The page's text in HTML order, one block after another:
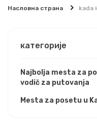
Насловна страна kada
категорије
Najbolja mesta za
vodič za putovanja
Mesta za posetu u